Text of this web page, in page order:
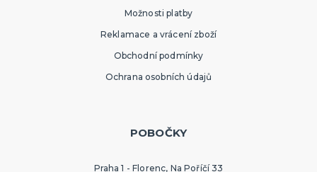
Možnosti platby
Reklamace a vrácení zboží
Obchodní podmínky
Ochrana osobních údajů
POBOČKY
Praha 1 - Florenc, Na Poříčí 33